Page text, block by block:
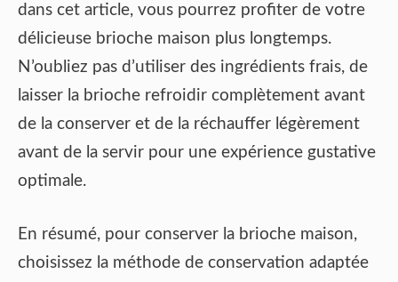
dans cet article, vous pourrez profiter de votre
délicieuse brioche maison plus longtemps.
N’oubliez pas d’utiliser des ingrédients frais, de
laisser la brioche refroidir complètement avant
de la conserver et de la réchauffer légèrement
avant de la servir pour une expérience gustative
optimale.
En résumé, pour conserver la brioche maison,
choisissez la méthode de conservation adaptée